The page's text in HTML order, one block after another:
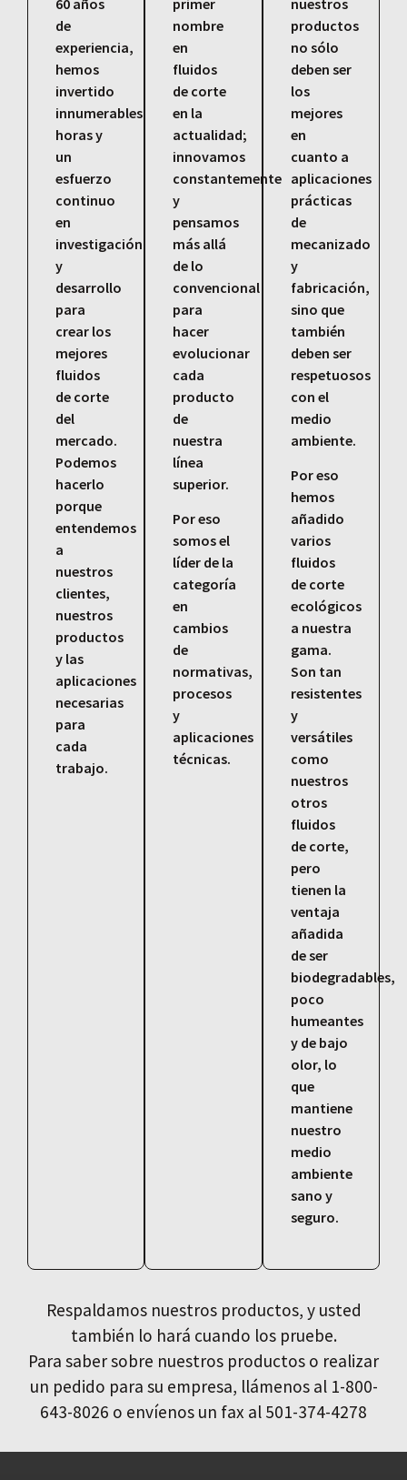
60 años
de
experiencia,
hemos
invertido
innumerables
horas y
un
esfuerzo
continuo
en
investigación
y
desarrollo
para
crear los
mejores
fluidos
de corte
del
mercado.
Podemos
hacerlo
porque
entendemos
a
nuestros
clientes,
nuestros
productos
y las
aplicaciones
necesarias
para
cada
trabajo.
primer
nombre
en
fluidos
de corte
en la
actualidad;
innovamos
constantemente
y
pensamos
más allá
de lo
convencional
para
hacer
evolucionar
cada
producto
de
nuestra
línea
superior.
Por eso
somos el
líder de la
categoría
en
cambios
de
normativas,
procesos
y
aplicaciones
técnicas.
nuestros
productos
no sólo
deben ser
los
mejores
en
cuanto a
aplicaciones
prácticas
de
mecanizado
y
fabricación,
sino que
también
deben ser
respetuosos
con el
medio
ambiente.
Por eso
hemos
añadido
varios
fluidos
de corte
ecológicos
a nuestra
gama.
Son tan
resistentes
y
versátiles
como
nuestros
otros
fluidos
de corte,
pero
tienen la
ventaja
añadida
de ser
biodegradables,
poco
humeantes
y de bajo
olor, lo
que
mantiene
nuestro
medio
ambiente
sano y
seguro.
Respaldamos nuestros productos, y usted
también lo hará cuando los pruebe.
Para saber sobre nuestros productos o realizar
un pedido para su empresa, llámenos al 1-800-
643-8026 o envíenos un fax al 501-374-4278